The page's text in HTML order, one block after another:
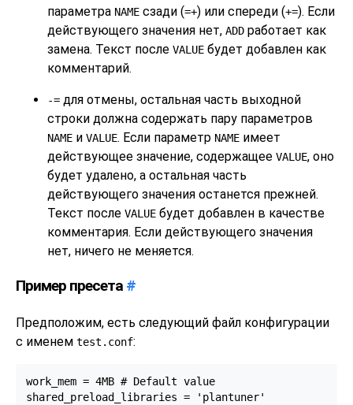
параметра NAME сзади (=+) или спереди (+=). Если
действующего значения нет, ADD работает как
замена. Текст после VALUE будет добавлен как
комментарий.
-= для отмены, остальная часть выходной
строки должна содержать пару параметров
NAME и VALUE. Если параметр NAME имеет
действующее значение, содержащее VALUE, оно
будет удалено, а остальная часть
действующего значения останется прежней.
Текст после VALUE будет добавлен в качестве
комментария. Если действующего значения
нет, ничего не меняется.
Пример пресета #
Предположим, есть следующий файл конфигурации
с именем test.conf:
work_mem = 4MB # Default value
shared_preload_libraries = 'plantuner'